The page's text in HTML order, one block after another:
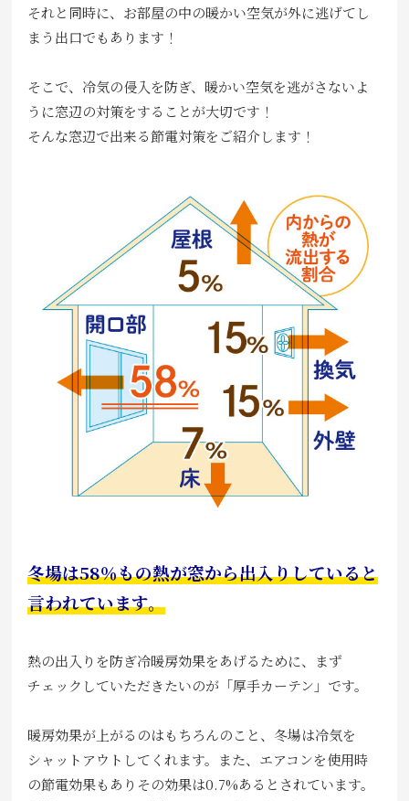
それと同時に、お部屋の中の暖かい空気が外に逃げてし
まう出口でもあります！
そこで、冷気の侵入を防ぎ、暖かい空気を逃がさないよ
うに窓辺の対策をすることが大切です！
そんな窓辺で出来る節電対策をご紹介します！
冬場は58％もの熱が窓から出入りしていると
言われています。
熱の出入りを防ぎ冷暖房効果をあげるために、まず
チェックしていただきたいのが「厚手カーテン」です。
暖房効果が上がるのはもちろんのこと、冬場は冷気を
シャットアウトしてくれます。また、エアコンを使用時
の節電効果もありその効果は0.7%あるとされています。